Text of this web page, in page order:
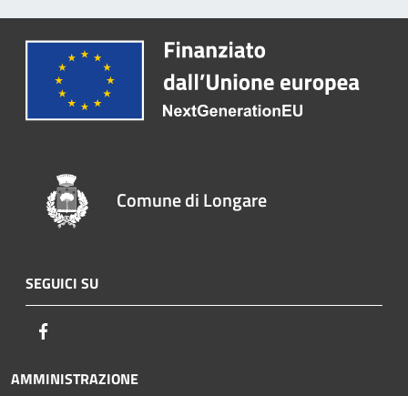
Comune di Longare
SEGUICI SU
AMMINISTRAZIONE